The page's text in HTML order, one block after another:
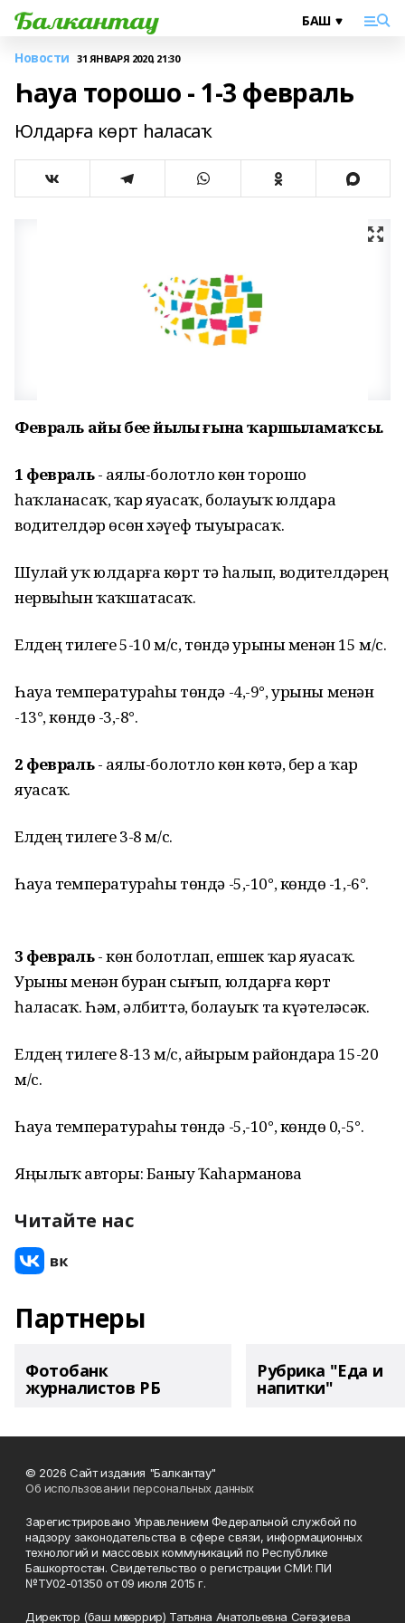
Новости 31 ЯНВАРЯ 2020, 21:30
Һауа торошо - 1-3 февраль
Юлдарға көрт һаласаҡ
Февраль айы беҙҙе йылы ғына ҡаршыламаҡсы.
1 февраль- аяҙлы-болотло көн торошо
һаҡланасаҡ, ҡар яуасаҡ, боҙлауыҡ юлдарҙа
водителдәр өсөн хәүеф тыуҙырасаҡ.
Шулай уҡ юлдарға көрт тә һалып, водителдәрҙең
нервыһын ҡаҡшатасаҡ.
Елдең тиҙлеге 5-10 м/с, төндә урыны менән 15 м/с.
Һауа температураһы төндә -4,-9°, урыны менән
-13°, көндөҙ -3,-8°.
2 февраль- аяҙлы-болотло көн көтә, бер аҙ ҡар
яуасаҡ.
Елдең тиҙлеге 3-8 м/с.
Һауа температураһы төндә -5,-10°, көндөҙ -1,-6°.
3 февраль- көн болотлап, епшек ҡар яуасаҡ.
Урыны менән буран сығып, юлдарға көрт
һаласаҡ. Һәм, әлбиттә, боҙлауыҡ та күҙәтеләсәк.
Елдең тиҙлеге 8-13 м/с, айырым райондарҙа 15-20
м/с.
Һауа температураһы төндә -5,-10°, көндөҙ 0,-5°.
Яңылыҡ авторы: Баныу Ҡаһарманова
Читайте нас
Партнеры
Фотобанк
журналистов РБ
Рубрика "Еда и
напитки"
© 2026 Сайт издания "Балкантау"
Об использовании персональных данных
Зарегистрировано Управлением Федеральной службой по
надзору законодательства в сфере связи, информационных
технологий и массовых коммуникаций по Республике
Башкортостан. Свидетельство о регистрации СМИ: ПИ
№ТУ02-01350 от 09 июля 2015 г.
Директор (баш мөхәррир) Татьяна Анатольевна Сәғәҙиева